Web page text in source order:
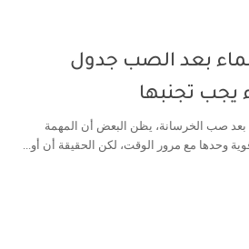
بعد الصب جدول
يجب تجنبها
بعد صب الخرسانة، يظن البعض أن المهمة
وحدها مع مرور الوقت، لكن الحقيقة أن أو...